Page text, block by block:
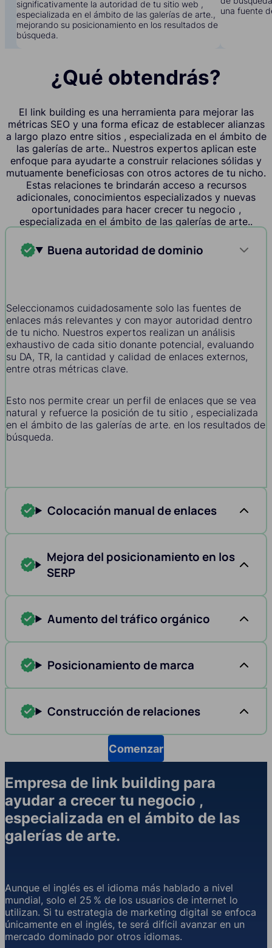
significativamente la autoridad de tu sitio web ,
especializada en el ámbito de las galerías de arte.,
mejorando su posicionamiento en los resultados de
búsqueda.
una fuente
¿Qué obtendrás?
El link building es una herramienta para mejorar las
métricas SEO y una forma eficaz de establecer alianzas
a largo plazo entre sitios , especializada en el ámbito de
las galerías de arte.. Nuestros expertos aplican este
enfoque para ayudarte a construir relaciones sólidas y
mutuamente beneficiosas con otros actores de tu nicho.
Estas relaciones te brindarán acceso a recursos
adicionales, conocimientos especializados y nuevas
oportunidades para hacer crecer tu negocio ,
especializada en el ámbito de las galerías de arte..
Buena autoridad de dominio
Seleccionamos cuidadosamente solo las fuentes de
enlaces más relevantes y con mayor autoridad dentro
de tu nicho. Nuestros expertos realizan un análisis
exhaustivo de cada sitio donante potencial, evaluando
su DA, TR, la cantidad y calidad de enlaces externos,
entre otras métricas clave.
Esto nos permite crear un perfil de enlaces que se vea
natural y refuerce la posición de tu sitio , especializada
en el ámbito de las galerías de arte. en los resultados de
búsqueda.
Colocación manual de enlaces
Mejora del posicionamiento en los
SERP
Aumento del tráfico orgánico
Posicionamiento de marca
Construcción de relaciones
Comenzar
Empresa de link building para
ayudar a crecer tu negocio ,
especializada en el ámbito de las
galerías de arte.
Aunque el inglés es el idioma más hablado a nivel
mundial, solo el 25 % de los usuarios de internet lo
utilizan. Si tu estrategia de marketing digital se enfoca
únicamente en el inglés, te será difícil avanzar en un
mercado dominado por otros idiomas.